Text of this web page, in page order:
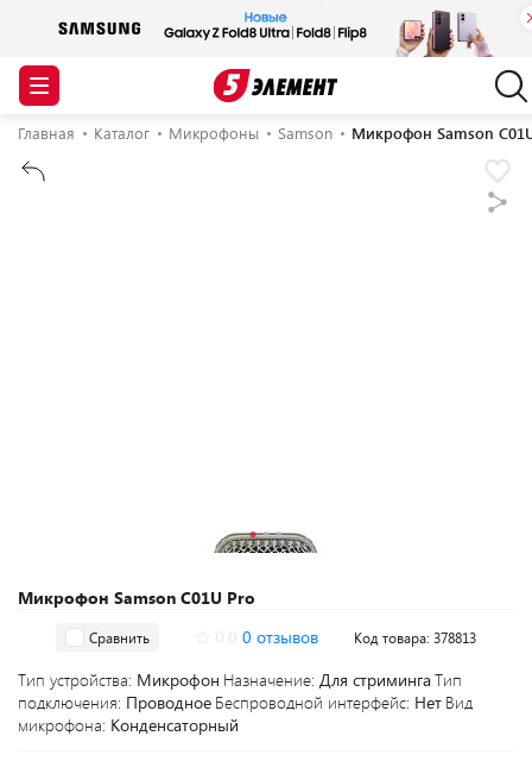
Главная Каталог Микрофоны Samson Микрофон Samson
Микрофон Samson C01U Pro
Сравнить 0 отзывов Код товара: 378813
Тип устройства: Микрофон Назначение: Для стримингаТип
подключения: Проводное Беспроводной интерфейс: Нет Вид
микрофона: Конденсаторный